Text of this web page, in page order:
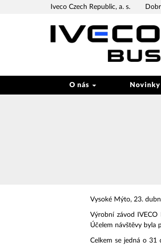
Iveco Czech Republic, a. s.
O nás Novinky
Vysoké Mýto, 23.
Výrobní závod
Účelem návštěvy byla
Celkem se jedná o 31